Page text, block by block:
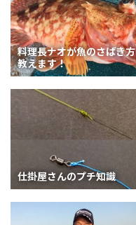
料理長ナオが魚のさばき方
教えます！
仕掛屋さんのプチ知識